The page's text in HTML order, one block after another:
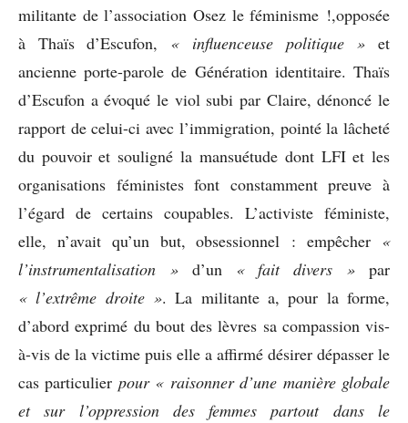
militante de l’association Osez le féminisme !,opposée
à Thaïs d’Escufon, « influenceuse politique » et
ancienne porte-parole de Génération identitaire. Thaïs
d’Escufon a évoqué le viol subi par Claire, dénoncé le
rapport de celui-ci avec l’immigration, pointé la lâcheté
du pouvoir et souligné la mansuétude dont LFI et les
organisations féministes font constamment preuve à
l’égard de certains coupables. L’activiste féministe,
elle, n’avait qu’un but, obsessionnel : empêcher «
l’instrumentalisation »d’un « fait divers »par
« l’extrême droite ». La militante a, pour la forme,
d’abord exprimé du bout des lèvres sa compassion vis-
à-vis de la victime puis elle a affirmé désirer dépasser le
cas particulier pour « raisonner d’une manière globale
et sur l’oppression des femmes partout dans le